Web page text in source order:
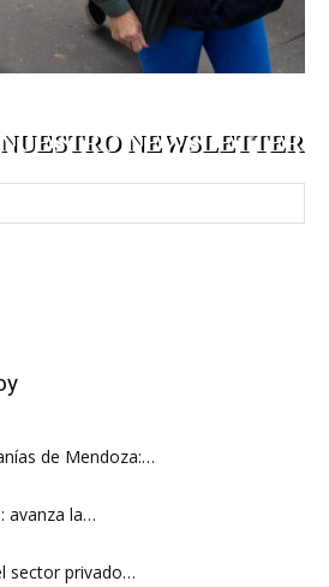
NEWSLETTER
de Mendoza:…
avanza la…
sector privado…